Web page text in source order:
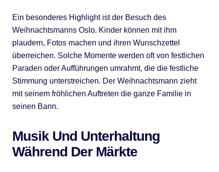
Ein besonderes Highlight ist der Besuch des
Weihnachtsmanns Oslo. Kinder können mit ihm
plaudern, Fotos machen und ihren Wunschzettel
überreichen. Solche Momente werden oft von festlichen
Paraden oder Aufführungen umrahmt, die die festliche
Stimmung unterstreichen. Der Weihnachtsmann zieht
mit seinem fröhlichen Auftreten die ganze Familie in
seinen Bann.
Musik Und Unterhaltung
Während Der Märkte